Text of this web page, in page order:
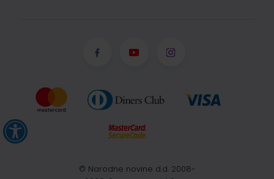
© Narodne novine d.d. 2008-